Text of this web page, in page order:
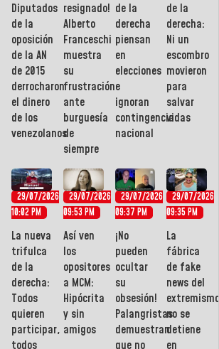
Diputados
de la
oposición
de la AN
de 2015
derrocharon
el dinero
de los
venezolanos
resignado!
Alberto
Franceschi
muestra
su
frustración
ante
burguesía
de
siempre
de la
derecha
piensan
en
elecciones
e
ignoran
contingencia
nacional
de la
derecha:
Ni un
escombro
movieron
para
salvar
vidas
29/07/2026
10:02 PM
La nueva
trifulca
de la
derecha:
Todos
quieren
participar,
todos
29/07/2026
09:53 PM
Así ven
los
opositores
a MCM:
Hipócrita
y sin
amigos
29/07/2026
09:37 PM
¡No
pueden
ocultar
su
obsesión!
Palangristas
demuestran
que no
29/07/2026
09:35 PM
La
fábrica
de fake
news del
extremismo
no se
detiene
en